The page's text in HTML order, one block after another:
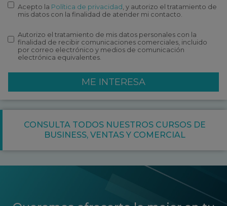
Acepto la Política de privacidad , y autorizo el tratamiento de
mis datos con la finalidad de atender mi contacto.
Autorizo el tratamiento de mis datos personales con la
finalidad de recibir comunicaciones comerciales, incluido
por correo electrónico y medios de comunicación
electrónica equivalentes.
ME INTERESA
CONSULTA TODOS NUESTROS CURSOS DE
BUSINESS, VENTAS Y COMERCIAL